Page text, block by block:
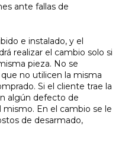
ante fallas de
e instalado, y el
realizar el cambio solo si
pieza. No se
no utilicen la misma
Si el cliente trae la
algún defecto de
mismo. En el cambio se le
de desarmado,